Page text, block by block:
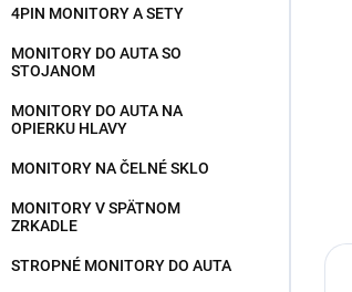
4PIN MONITORY A SETY
MONITORY DO AUTA SO
STOJANOM
MONITORY DO AUTA NA
OPIERKU HLAVY
MONITORY NA ČELNÉ SKLO
MONITORY V SPÄTNOM
ZRKADLE
STROPNÉ MONITORY DO AUTA